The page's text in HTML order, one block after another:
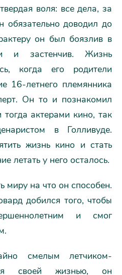
воля: все дела, за
обязательно доводил до
он был боязлив в
и застенчив. Жизнь
когда его родители
16-летнего племянника
Он то и познакомил
актерами кино, так
в Голливуде.
жизнь кино и стать
летать у него осталось.
миру на что он способен.
добился того, чтобы
и смог
смелым летчиком-
своей жизнью, он